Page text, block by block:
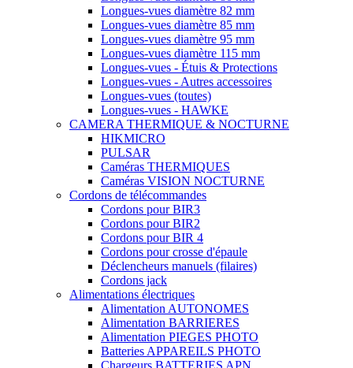
Longues-vues diamètre 82 mm
Longues-vues diamètre 85 mm
Longues-vues diamètre 95 mm
Longues-vues diamètre 115 mm
Longues-vues - Étuis & Protections
Longues-vues - Autres accessoires
Longues-vues (toutes)
Longues-vues - HAWKE
CAMERA THERMIQUE & NOCTURNE
HIKMICRO
PULSAR
Caméras THERMIQUES
Caméras VISION NOCTURNE
Cordons de télécommandes
Cordons pour BIR3
Cordons pour BIR2
Cordons pour BIR 4
Cordons pour crosse d'épaule
Déclencheurs manuels (filaires)
Cordons jack
Alimentations électriques
Alimentation AUTONOMES
Alimentation BARRIERES
Alimentation PIEGES PHOTO
Batteries APPAREILS PHOTO
Chargeurs BATTERIES APN